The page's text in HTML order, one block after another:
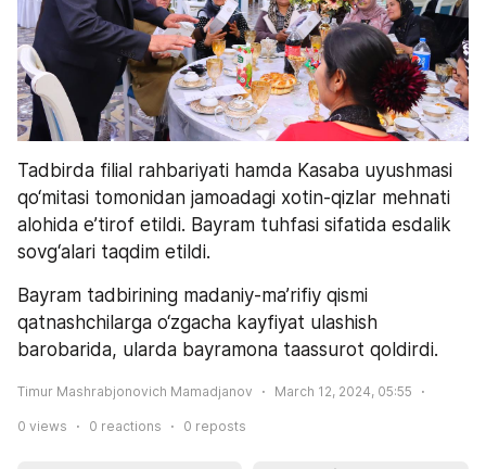
Tadbirda filial rahbariyati hamda Kasaba uyushmasi
qo‘mitasi tomonidan jamoadagi xotin-qizlar mehnati
alohida e’tirof etildi. Bayram tuhfasi sifatida esdalik
sovg‘alari taqdim etildi.
Bayram tadbirining madaniy-ma’rifiy qismi
qatnashchilarga o‘zgacha kayfiyat ulashish
barobarida, ularda bayramona taassurot qoldirdi.
Timur Mashrabjonovich Mamadjanov March 12, 2024, 05:55
0 views 0 reactions 0 reposts